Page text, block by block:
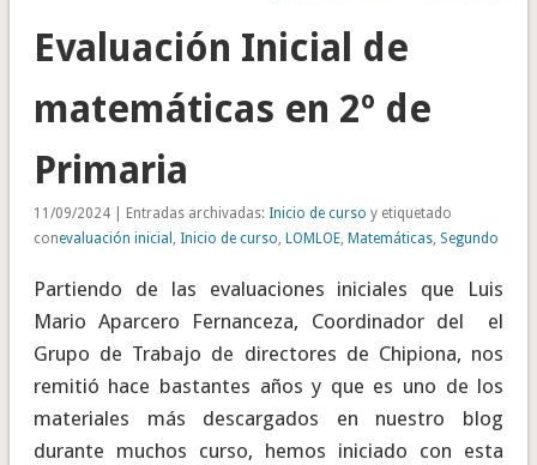
Evaluación Inicial de
matemáticas en 2º de
Primaria
11/09/2024 | Entradas archivadas: Inicio de curso y etiquetado
conevaluación inicial , Inicio de curso, LOMLOE, Matemáticas, Segundo
Partiendo de las evaluaciones iniciales que Luis
Mario Aparcero Fernanceza, Coordinador del el
Grupo de Trabajo de directores de Chipiona, nos
remitió hace bastantes años y que es uno de los
materiales más descargados en nuestro blog
durante muchos curso, hemos iniciado con esta